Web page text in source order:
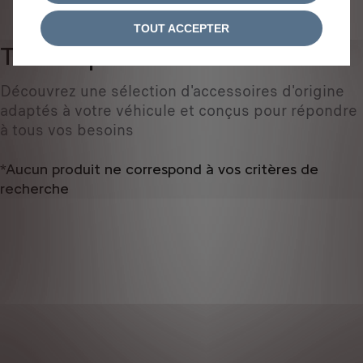
Tous les produits
Découvrez une sélection d'accessoires d'origine
adaptés à votre véhicule et conçus pour répondre
à tous vos besoins
*Aucun produit ne correspond à vos critères de
recherche
TOUT ACCEPTER